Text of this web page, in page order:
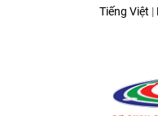
Tiếng Việt |